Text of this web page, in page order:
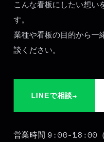
こんな看板にしたい想い
す。
業種や看板の目的から一
談ください。
LINEで相談→
営業時間 9:00-18:00